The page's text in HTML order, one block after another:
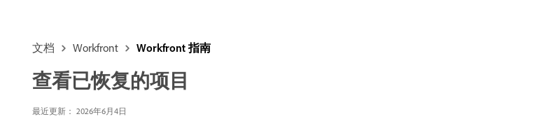
文档 Workfront Workfront 指南
查看已恢复的项目
最近更新： 2026年6月4日